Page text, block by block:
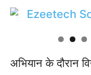
अभियान के दौरान